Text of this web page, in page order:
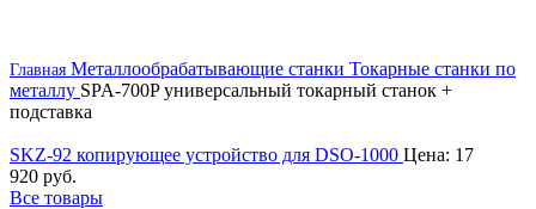
Главная Металлообрабатывающие станки Токарные станки по
металлу SPA-700P универсальный токарный станок +
подставка
SKZ-92 копирующее устройство для DSO-1000 Цена: 17
920 руб.
Все товары